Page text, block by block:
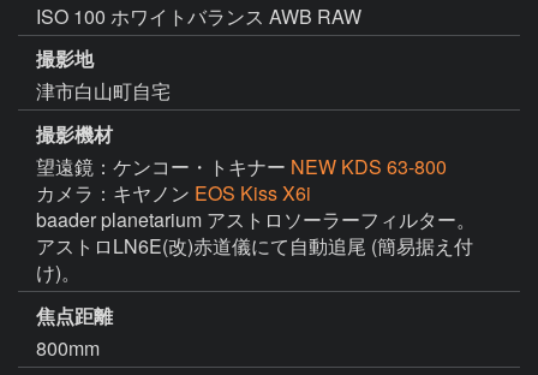
ISO 100 ホワイトバランス AWB RAW
撮影地
津市白山町自宅
撮影機材
望遠鏡：ケンコー・トキナー NEW KDS 63-800
カメラ：キヤノン EOS Kiss X6i
baader planetarium アストロソーラーフィルター。
アストロLN6E(改)赤道儀にて自動追尾 (簡易据え付
け)。
焦点距離
800mm